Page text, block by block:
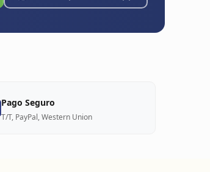
Pago Seguro
T/T, PayPal, Western Union